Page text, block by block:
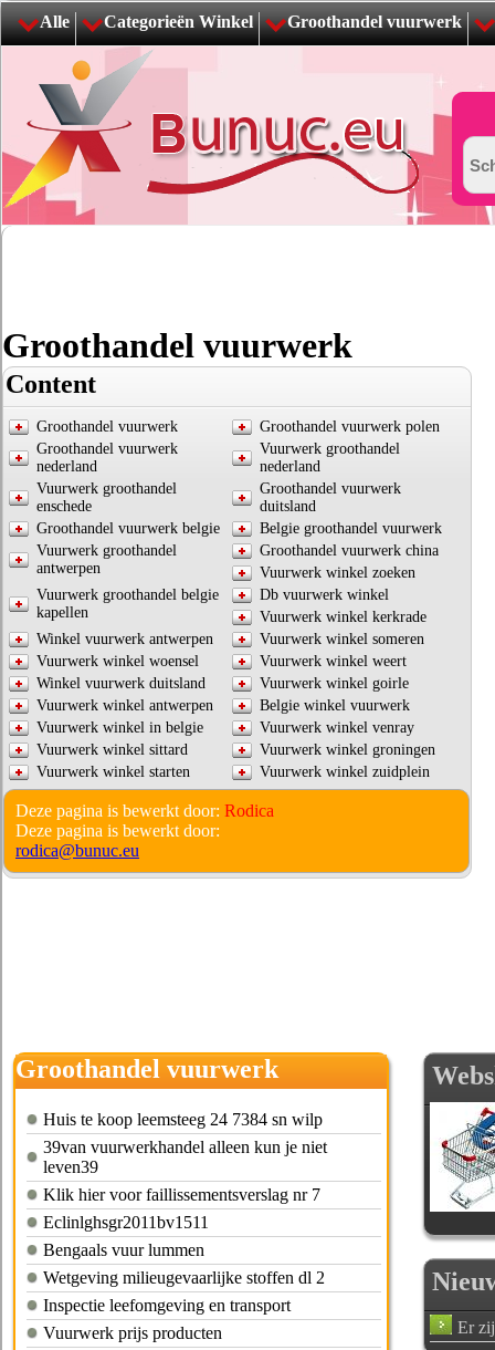
Alle Categorieën Winkel Groothandel vuurwerk
Groothandel vuurwerk
Content
Groothandel vuurwerk
Groothandel vuurwerk polen
Groothandel vuurwerk
nederland
Vuurwerk groothandel
nederland
Vuurwerk groothandel
enschede
Groothandel vuurwerk
duitsland
Groothandel vuurwerk belgie
Belgie groothandel vuurwerk
Vuurwerk groothandel
antwerpen
Groothandel vuurwerk china
Vuurwerk winkel zoeken
Vuurwerk groothandel belgie
kapellen
Db vuurwerk winkel
Vuurwerk winkel kerkrade
Winkel vuurwerk antwerpen
Vuurwerk winkel someren
Vuurwerk winkel woensel
Vuurwerk winkel weert
Winkel vuurwerk duitsland
Vuurwerk winkel goirle
Vuurwerk winkel antwerpen
Belgie winkel vuurwerk
Vuurwerk winkel in belgie
Vuurwerk winkel venray
Vuurwerk winkel sittard
Vuurwerk winkel groningen
Vuurwerk winkel starten
Vuurwerk winkel zuidplein
Deze pagina is bewerkt door: Rodica
Deze pagina is bewerkt door:
rodica@bunuc.eu
Groothandel vuurwerk
Huis te koop leemsteeg 24 7384 sn wilp
39van vuurwerkhandel alleen kun je niet
leven39
Klik hier voor faillissementsverslag nr 7
Eclinlghsgr2011bv1511
Bengaals vuur lummen
Wetgeving milieugevaarlijke stoffen dl 2
Inspectie leefomgeving en transport
Vuurwerk prijs producten
Er